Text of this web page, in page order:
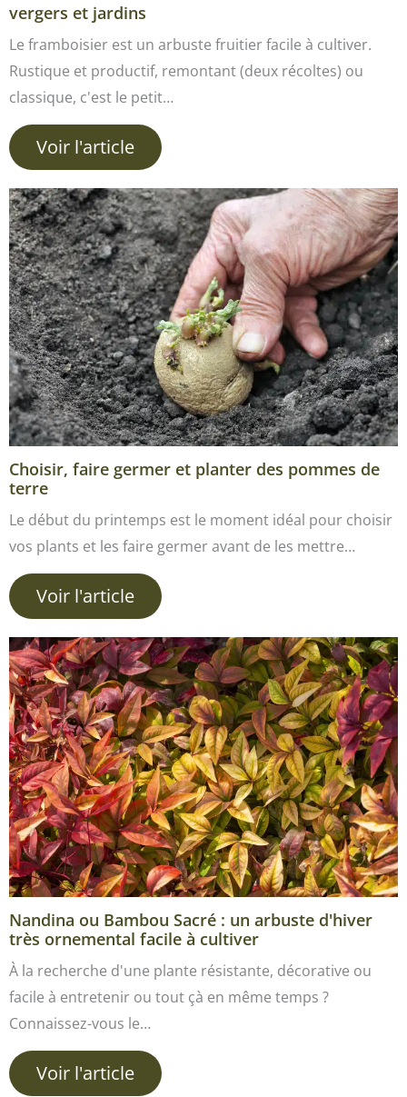
vergers et jardins
Le framboisier est un arbuste fruitier facile à cultiver.
Rustique et productif, remontant (deux récoltes) ou
classique, c'est le petit…
Voir l'article
Choisir, faire germer et planter des pommes de
terre
Le début du printemps est le moment idéal pour choisir
vos plants et les faire germer avant de les mettre…
Voir l'article
Nandina ou Bambou Sacré : un arbuste d'hiver
très ornemental facile à cultiver
À la recherche d'une plante résistante, décorative ou
facile à entretenir ou tout çà en même temps ?
Connaissez-vous le…
Voir l'article